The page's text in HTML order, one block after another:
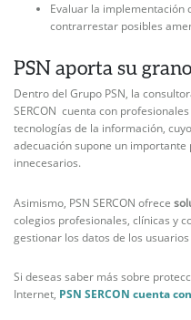
Evaluar la implementación
contrarrestar posibles
PSN aporta su
Dentro del Grupo PSN, la
SERCON cuenta con
tecnologías de la información,
adecuación supone un
innecesarios.
Asimismo, PSN SERCON ofrece
colegios profesionales, clínicas y
gestionar los datos de los
Si deseas saber más sobre
Internet, PSN SERCON cuenta